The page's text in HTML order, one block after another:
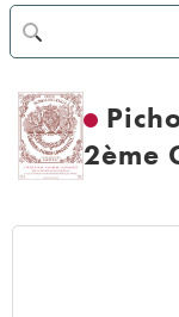
2ème